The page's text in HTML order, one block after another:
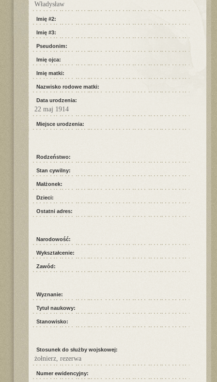
Władysław
Imię #2:
Imię #3:
Pseudonim:
Imię ojca:
Imię matki:
Nazwisko rodowe matki:
Data urodzenia:
22 maj 1914
Miejsce urodzenia:
Rodzeństwo:
Stan cywilny:
Małżonek:
Dzieci:
Ostatni adres:
Narodowość:
Wykształcenie:
Zawód:
Wyznanie:
Tytuł naukowy:
Stanowisko:
Stosunek do służby wojskowej:
żołnierz, rezerwa
Numer ewidencyjny: